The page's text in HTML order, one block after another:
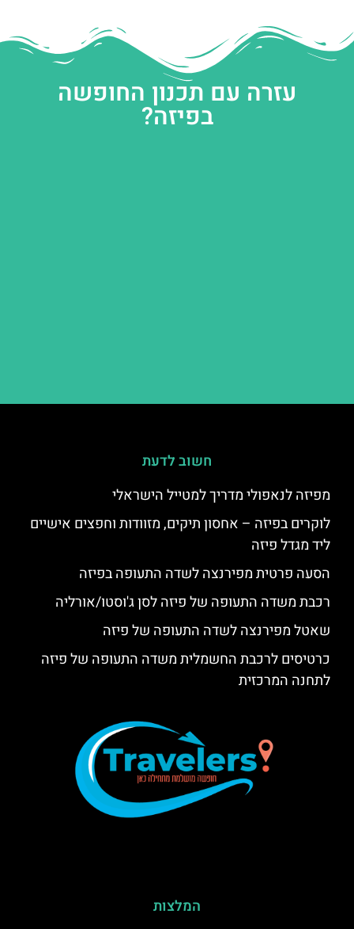
עזרה עם תכנון החופשה
בפיזה?
חשוב לדעת
מפיזה לנאפולי מדריך למטייל הישראלי
לוקרים בפיזה – אחסון תיקים, מזוודות וחפצים אישיים
ליד מגדל פיזה
הסעה פרטית מפירנצה לשדה התעופה בפיזה
רכבת משדה התעופה של פיזה לסן ג'וסטו/אורליה
שאטל מפירנצה לשדה התעופה של פיזה
כרטיסים לרכבת החשמלית משדה התעופה של פיזה
לתחנה המרכזית
המלצות